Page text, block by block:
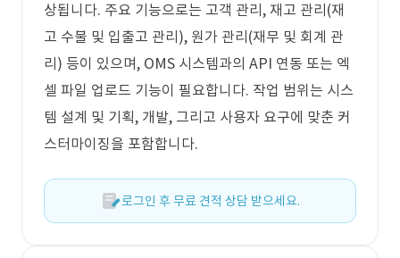
상됩니다. 주요 기능으로는 고객 관리, 재고 관리(재
고 수불 및 입출고 관리), 원가 관리(재무 및 회계 관
리) 등이 있으며, OMS 시스템과의 API 연동 또는 엑
셀 파일 업로드 기능이 필요합니다. 작업 범위는 시스
템 설계 및 기획, 개발, 그리고 사용자 요구에 맞춘 커
스터마이징을 포함합니다.
로그인 후 무료 견적 상담 받으세요.